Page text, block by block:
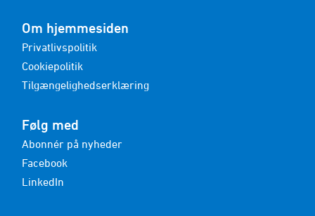
Om hjemmesiden
Privatlivspolitik
Cookiepolitik
Tilgængelighedserklæring
Følg med
Abonnér på nyheder
Facebook
LinkedIn